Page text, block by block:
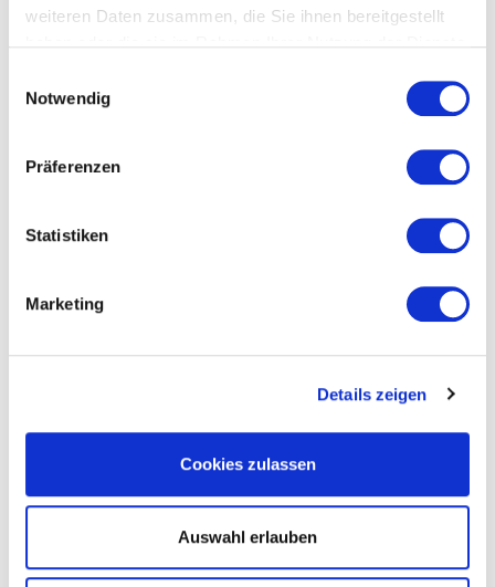
weiteren Daten zusammen, die Sie ihnen bereitgestellt
Notwendig
Präferenzen
Statistiken
Marketing
Details zeigen
Cookies zulassen
Auswahl erlauben
August 3
Juni 4
Mai 1
März 11
3
November
1
Juni 3